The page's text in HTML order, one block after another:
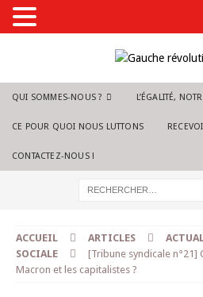
QUI SOMMES-NOUS ? L’ÉGALITÉ,
CE POUR QUOI NOUS LUTTONS
CONTACTEZ-NOUS !
ACCUEIL ARTICLES
SOCIALE
[Tribune syndicale
Macron et les capitalistes ?